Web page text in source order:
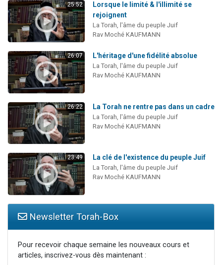
25:52
Lorsque le limité & l'illimité se
rejoignent
La Torah, l'âme du peuple Juif
Rav Moché KAUFMANN
26:07 L'héritage d'une fidélité absolue
La Torah, l'âme du peuple Juif
Rav Moché KAUFMANN
26:22 La Torah ne rentre pas dans un cadre
La Torah, l'âme du peuple Juif
Rav Moché KAUFMANN
23:49 La clé de l'existence du peuple Juif
La Torah, l'âme du peuple Juif
Rav Moché KAUFMANN
Newsletter Torah-Box
Pour recevoir chaque semaine les nouveaux cours et
articles, inscrivez-vous dès maintenant :